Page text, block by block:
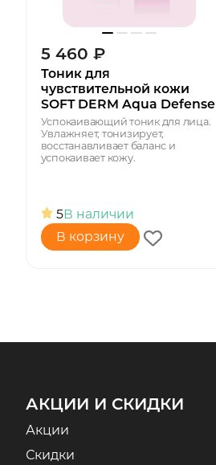
5 460 ₽
Тоник для
чувствительной кожи
SOFT DERM Aqua Defense
Успокаивающий тоник для лица.
Увлажняет, тонизирует,
восстанавливает баланс и
успокаивает кожу.
5В наличии
В корзину
АКЦИИ И СКИДКИ
Акции
Скидки